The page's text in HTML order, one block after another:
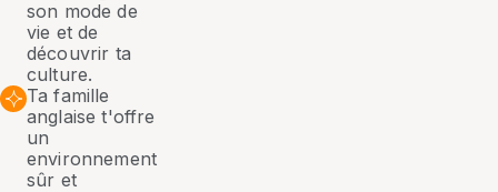
son mode de
vie et de
découvrir ta
culture.
Ta famille
anglaise t'offre
un
environnement
sûr et